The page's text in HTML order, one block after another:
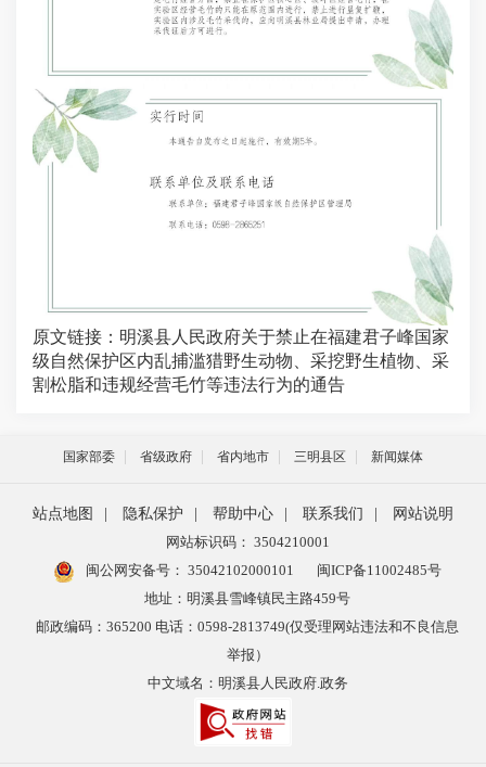
原文链接： 明溪县人民政府关于禁止在福建君子峰国家
级自然保护区内乱捕滥猎野生动物、采挖野生植物、采
割松脂和违规经营毛竹等违法行为的通告
国家部委 省级政府 省内地市 三明县区 新闻媒体
站点地图 隐私保护 帮助中心 联系我们
网站说明
网站标识码： 3504210001
闽公网安备号： 35042102000101
闽ICP备11002485号
地址：明溪县雪峰镇民主路459号
邮政编码：365200 电话：0598-2813749(仅受理网站违法和不良信息
举报）
中文域名：明溪县人民政府.政务